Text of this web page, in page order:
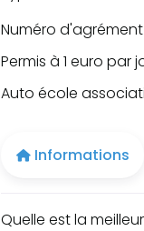
Numéro d'agrément
Permis à 1 euro par
Auto école
Informations
Quelle est la